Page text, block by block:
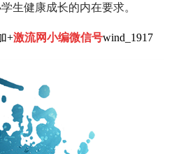
生健康成长的内在要求。
+激流网小编微信号wind_1917